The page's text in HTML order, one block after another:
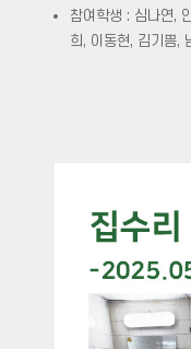
참여학생 : 심나연,
희, 이동현, 김기쁨,